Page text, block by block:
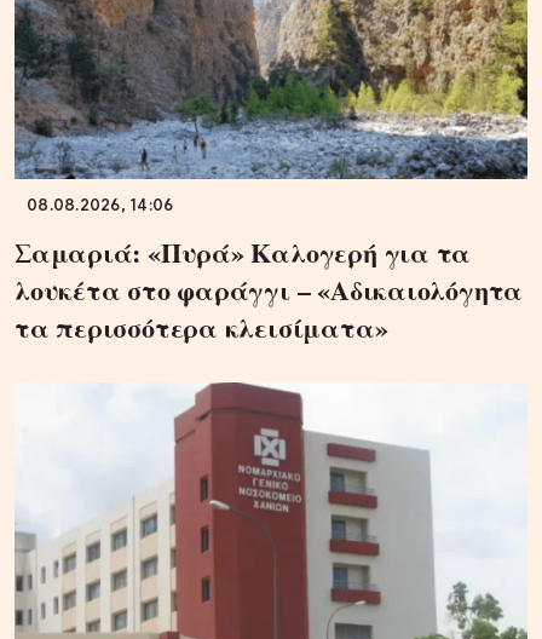
08.08.2026, 14:06
Σαμαριά: «Πυρά» Καλογερή για τα
λουκέτα στο φαράγγι – «Αδικαιολόγητα
τα περισσότερα κλεισίματα»